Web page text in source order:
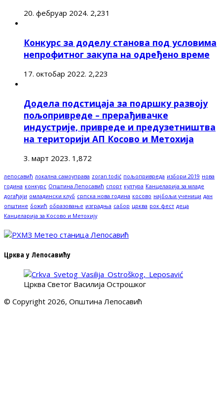
20. фебруар 2024. 2,231
Конкурс за доделу станова под условима
непрофитног закупа на одређено време
17. октобар 2022. 2,223
Додела подстицаја за подршку развоју
пољопривреде – прерађивачке
индустрије, привреде и предузетништва
на територији АП Косово и Метохија
3. март 2023. 1,872
лепосавић локална самоуправа zoran todić пољопривреда избори 2019 нова
година конкурс Општина Лепосавић спорт култура Канцеларија за младе
догађаји омладински клуб српска нова година косово најбољи ученици дан
општине божић образовање изградња сабор црква рок фест деца
Канцеларија за Косово и Метохију
Црква у Лепосавићу
Црква Светог Василија Острошког
© Copyright 2026, Општина Лепосавић